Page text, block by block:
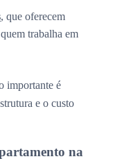
, que oferecem
trabalha em
importante é
e o custo
na